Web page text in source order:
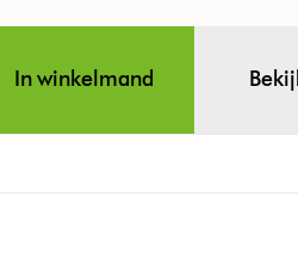
In winkelmand